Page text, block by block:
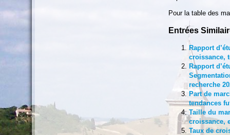
Pour la table des
Entrées
Rapport
croissance,
Rapport
recherche
Part de
tendances
Taille du
croissance,
Taux de